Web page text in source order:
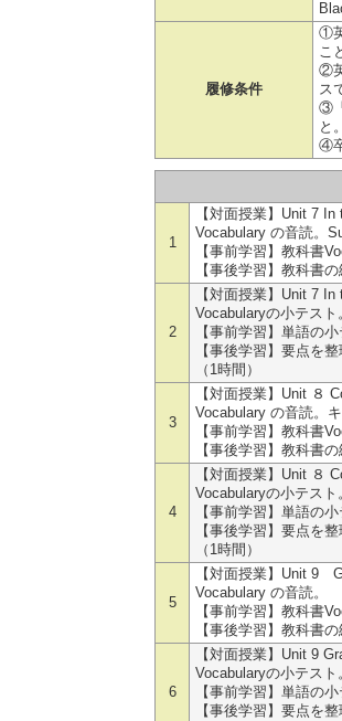
履修条件
①
こ
②
ス
③
と
④
1
【対面授業】Unit 7
Vocabulary の音読。
【事前学習】教科書
【事後学習】教科書
2
【対面授業】Unit 7
Vocabularyの小テス
【事前学習】単語の
【事後学習】要点を
（1時間）
3
【対面授業】Unit ８
Vocabulary の音読。
【事前学習】教科書
【事後学習】教科書
4
【対面授業】Unit ８
Vocabularyの小テス
【事前学習】単語の
【事後学習】要点を
（1時間）
5
【対面授業】Unit 9
Vocabulary の音読。
【事前学習】教科書
【事後学習】教科書
6
【対面授業】Unit 9
Vocabularyの小テス
【事前学習】単語の
【事後学習】要点を